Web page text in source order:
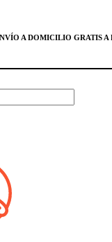
A DOMICILIO GRATIS A